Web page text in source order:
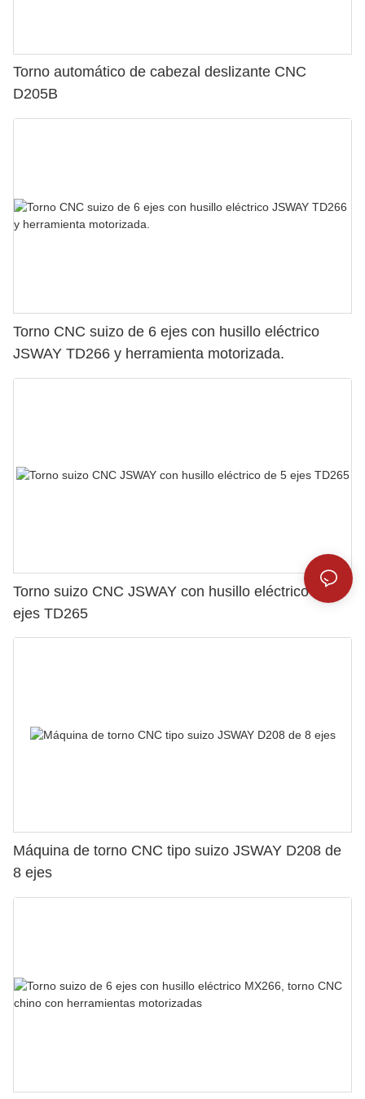
Torno automático de cabezal deslizante CNC
D205B
Torno CNC suizo de 6 ejes con husillo eléctrico
JSWAY TD266 y herramienta motorizada.
Torno suizo CNC JSWAY con husillo eléctrico de 5
ejes TD265
Máquina de torno CNC tipo suizo JSWAY D208 de
8 ejes